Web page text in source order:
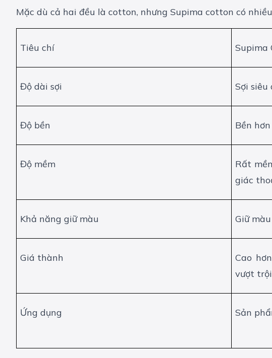
Mặc dù cả hai đều là cotton, nhưng Supima cotton có
Tiêu chí Supima
Độ dài sợi Sợi siêu
Độ bền Bền
Độ mềm
Rất
giác
Khả năng giữ màu Giữ
Giá thành
Cao
vượt
Ứng dụng Sản